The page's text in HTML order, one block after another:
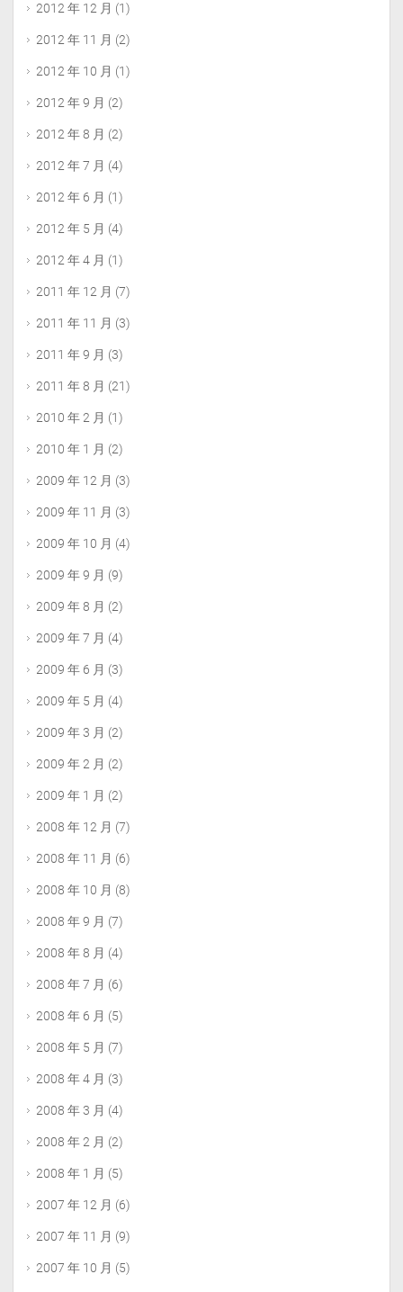
2012 年 12 月 (1)
2012 年 11 月 (2)
2012 年 10 月 (1)
2012 年 9 月 (2)
2012 年 8 月 (2)
2012 年 7 月 (4)
2012 年 6 月 (1)
2012 年 5 月 (4)
2012 年 4 月 (1)
2011 年 12 月 (7)
2011 年 11 月 (3)
2011 年 9 月 (3)
2011 年 8 月 (21)
2010 年 2 月 (1)
2010 年 1 月 (2)
2009 年 12 月 (3)
2009 年 11 月 (3)
2009 年 10 月 (4)
2009 年 9 月 (9)
2009 年 8 月 (2)
2009 年 7 月 (4)
2009 年 6 月 (3)
2009 年 5 月 (4)
2009 年 3 月 (2)
2009 年 2 月 (2)
2009 年 1 月 (2)
2008 年 12 月 (7)
2008 年 11 月 (6)
2008 年 10 月 (8)
2008 年 9 月 (7)
2008 年 8 月 (4)
2008 年 7 月 (6)
2008 年 6 月 (5)
2008 年 5 月 (7)
2008 年 4 月 (3)
2008 年 3 月 (4)
2008 年 2 月 (2)
2008 年 1 月 (5)
2007 年 12 月 (6)
2007 年 11 月 (9)
2007 年 10 月 (5)